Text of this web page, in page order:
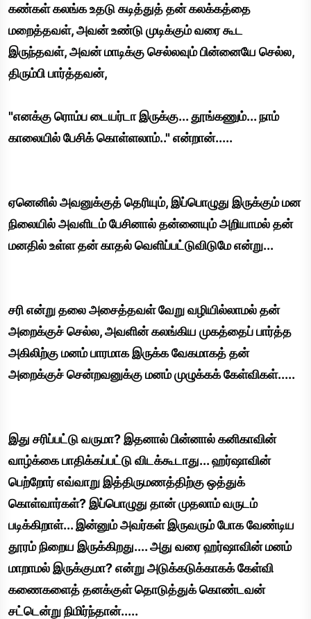
கண்கள் கலங்க உதடு கடித்துத் தன் கலக்கத்தை
மறைத்தவள், அவன் உண்டு முடிக்கும் வரை கூட
இருந்தவள், அவன் மாடிக்கு செல்லவும் பின்னையே செல்ல,
திரும்பி பார்த்தவன்,
"எனக்கு ரொம்ப டையர்டா இருக்கு... தூங்கணும்... நாம்
காலையில் பேசிக் கொள்ளலாம்.." என்றான்.....
ஏனெனில் அவனுக்குத் தெரியும், இப்பொழுது இருக்கும் மன
நிலையில் அவளிடம் பேசினால் தன்னையும் அறியாமல் தன்
மனதில் உள்ள தன் காதல் வெளிப்பட்டுவிடுமே என்று...
சரி என்று தலை அசைத்தவள் வேறு வழியில்லாமல் தன்
அறைக்குச் செல்ல, அவளின் கலங்கிய முகத்தைப் பார்த்த
அகிலிற்கு மனம் பாரமாக இருக்க வேகமாகத் தன்
அறைக்குச் சென்றவனுக்கு மனம் முழுக்கக் கேள்விகள்.....
இது சரிப்பட்டு வருமா? இதனால் பின்னால் கனிகாவின்
வாழ்க்கை பாதிக்கப்பட்டு விடக்கூடாது... ஹர்ஷாவின்
பெற்றோர் எவ்வாறு இத்திருமணத்திற்கு ஒத்துக்
கொள்வார்கள்? இப்பொழுது தான் முதலாம் வருடம்
படிக்கிறாள்... இன்னும் அவர்கள் இருவரும் போக வேண்டிய
தூரம் நிறைய இருக்கிறது.... அது வரை ஹர்ஷாவின் மனம்
மாறாமல் இருக்குமா? என்று அடுக்கடுக்காகக் கேள்வி
கணைகளைத் தனக்குள் தொடுத்துக் கொண்டவன்
சட்டென்று நிமிர்ந்தான்.....